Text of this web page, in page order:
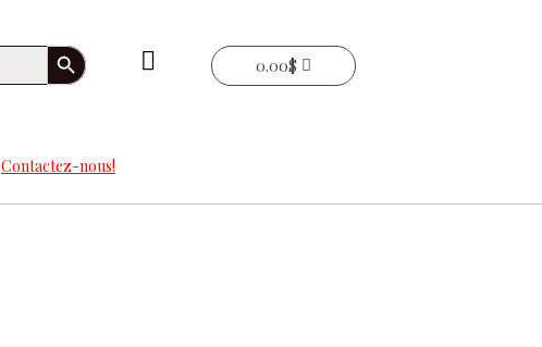
Search Button
0.00$
Contactez-nous!